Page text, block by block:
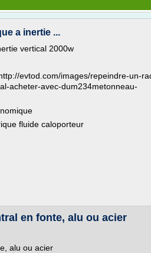
a inertie ...
vertical 2000w
evtod.com/images/repeindre-un-
acheter-avec-dum234metonneau-
fluide caloporteur
en fonte, alu ou acier
alu ou acier